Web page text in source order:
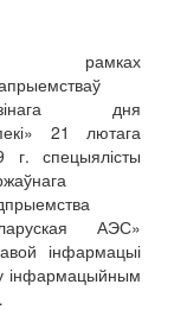
дня
21 лютага
г. спецыялісты
АЭС»
інфармацыі
у інфармацыйным